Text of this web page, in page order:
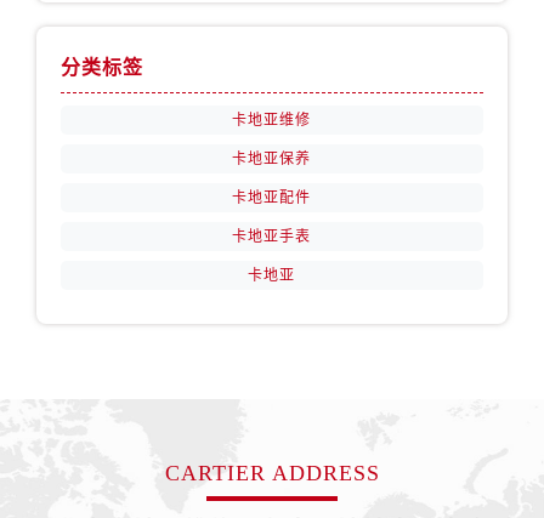
分类标签
卡地亚维修
卡地亚保养
卡地亚配件
卡地亚手表
卡地亚
CARTIER ADDRESS